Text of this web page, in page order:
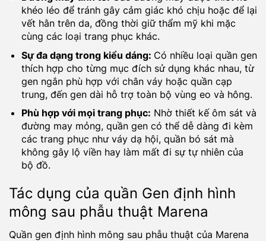
khéo léo để tránh gây cảm giác khó chịu hoặc để lại
vết hằn trên da, đồng thời giữ thẩm mỹ khi mặc
cùng các loại trang phục khác.
Sự đa dạng trong kiểu dáng: Có nhiều loại quần gen
thích hợp cho từng mục đích sử dụng khác nhau, từ
gen ngắn phù hợp với chân váy hoặc quần cạp
trung, đến gen dài hỗ trợ toàn bộ vùng eo và hông.
Phù hợp với mọi trang phục: Nhờ thiết kế ôm sát và
đường may mỏng, quần gen có thể dễ dàng đi kèm
các trang phục như váy dạ hội, quần bó sát mà
không gây lộ viền hay làm mất đi sự tự nhiên của
bộ đồ.
Tác dụng của quần Gen định hình
mông sau phẫu thuật Marena
Quần gen định hình mông sau phẫu thuật của Marena